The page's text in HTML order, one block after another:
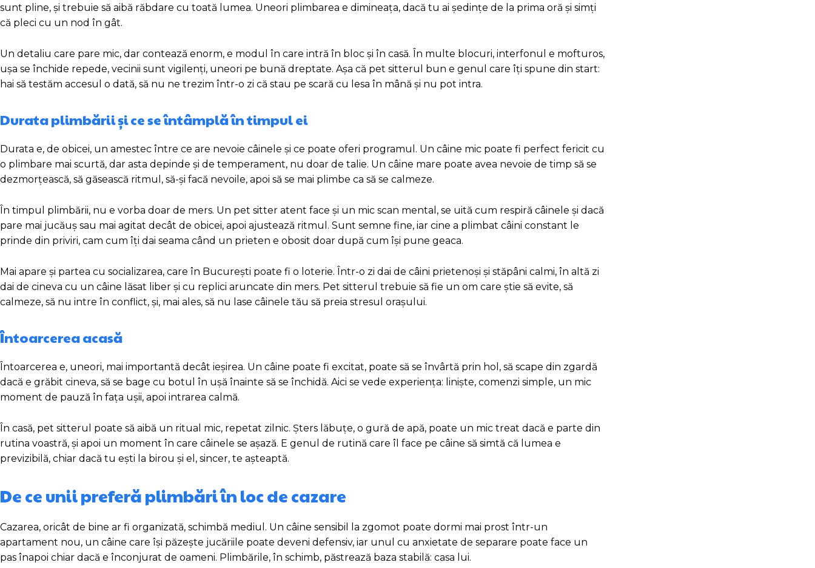
sunt pline, și trebuie să aibă răbdare cu toată lumea. Uneori plimbarea e dimineața, dacă tu ai ședințe de la prima oră și simți
că pleci cu un nod în gât.
Un detaliu care pare mic, dar contează enorm, e modul în care intră în bloc și în casă. În multe blocuri, interfonul e mofturos,
ușa se închide repede, vecinii sunt vigilenți, uneori pe bună dreptate. Așa că pet sitterul bun e genul care îți spune din start:
hai să testăm accesul o dată, să nu ne trezim într-o zi că stau pe scară cu lesa în mână și nu pot intra.
Durata plimbării și ce se întâmplă în timpul ei
Durata e, de obicei, un amestec între ce are nevoie câinele și ce poate oferi programul. Un câine mic poate fi perfect fericit cu
o plimbare mai scurtă, dar asta depinde și de temperament, nu doar de talie. Un câine mare poate avea nevoie de timp să se
dezmorțească, să găsească ritmul, să-și facă nevoile, apoi să se mai plimbe ca să se calmeze.
În timpul plimbării, nu e vorba doar de mers. Un pet sitter atent face și un mic scan mental, se uită cum respiră câinele și dacă
pare mai jucăuș sau mai agitat decât de obicei, apoi ajustează ritmul. Sunt semne fine, iar cine a plimbat câini constant le
prinde din priviri, cam cum îți dai seama când un prieten e obosit doar după cum își pune geaca.
Mai apare și partea cu socializarea, care în București poate fi o loterie. Într-o zi dai de câini prietenoși și stăpâni calmi, în altă zi
dai de cineva cu un câine lăsat liber și cu replici aruncate din mers. Pet sitterul trebuie să fie un om care știe să evite, să
calmeze, să nu intre în conflict, și, mai ales, să nu lase câinele tău să preia stresul orașului.
Întoarcerea acasă
Întoarcerea e, uneori, mai importantă decât ieșirea. Un câine poate fi excitat, poate să se învârtă prin hol, să scape din zgardă
dacă e grăbit cineva, să se bage cu botul în ușă înainte să se închidă. Aici se vede experiența: liniște, comenzi simple, un mic
moment de pauză în fața ușii, apoi intrarea calmă.
În casă, pet sitterul poate să aibă un ritual mic, repetat zilnic. Șters lăbuțe, o gură de apă, poate un mic treat dacă e parte din
rutina voastră, și apoi un moment în care câinele se așază. E genul de rutină care îl face pe câine să simtă că lumea e
previzibilă, chiar dacă tu ești la birou și el, sincer, te așteaptă.
De ce unii preferă plimbări în loc de cazare
Cazarea, oricât de bine ar fi organizată, schimbă mediul. Un câine sensibil la zgomot poate dormi mai prost într-un
apartament nou, un câine care își păzește jucăriile poate deveni defensiv, iar unul cu anxietate de separare poate face un
pas înapoi chiar dacă e înconjurat de oameni. Plimbările, în schimb, păstrează baza stabilă: casa lui.